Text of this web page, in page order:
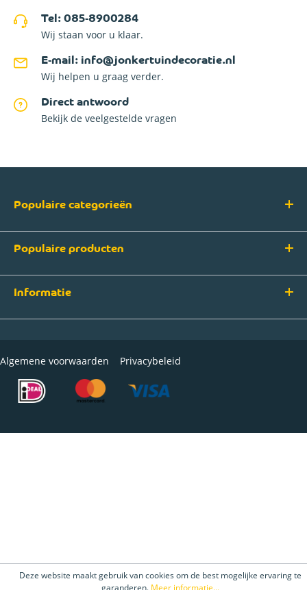
Tel: 085-8900284
Wij staan voor u klaar.
E-mail: info@jonkertuindecoratie.nl
Wij helpen u graag verder.
Direct antwoord
Bekijk de veelgestelde vragen
Populaire categorieën
Populaire producten
Informatie
Algemene voorwaarden Privacybeleid
Deze website maakt gebruik van cookies om de best mogelijke ervaring te
garanderen. Meer informatie...